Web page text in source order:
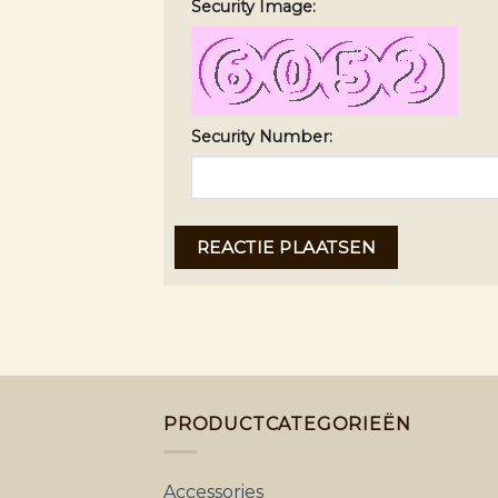
Security Image:
Security Number:
PRODUCTCATEGORIEËN
Accessories